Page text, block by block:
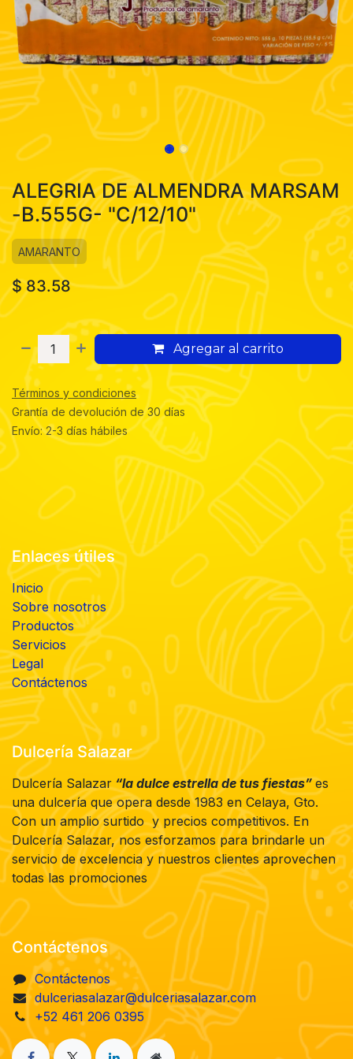
ALEGRIA DE ALMENDRA MARSAM
-B.555G- "C/12/10"
AMARANTO
$83.58
Agregar al carrito
Términos y condiciones
Grantía de devolución de 30 días
Envío: 2-3 días hábiles
Enlaces útiles
Inicio
Sobre nosotros
Productos
Servicios
Legal
Contáctenos
Dulcería Salazar
Dulcería Salazar “la dulce estrella de tus fiestas”es
una dulcería que opera desde 1983 en Celaya, Gto.
Con un amplio surtido y precios competitivos. En
Dulcería Salazar, nos esforzamos para brindarle un
servicio de excelencia y nuestros clientes aprovechen
todas las promociones
Contáctenos
Contáctenos
dulceriasalazar@dulceriasalazar.com
+52 461 206 0395